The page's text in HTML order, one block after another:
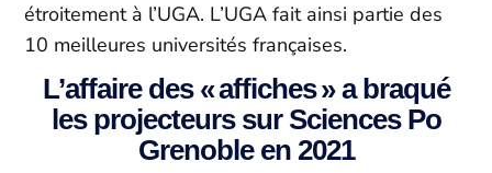
étroitement à l’UGA. L’UGA fait ainsi partie des
10 meilleures universités françaises.
L’affaire des « affiches » a braqué
les projecteurs sur Sciences Po
Grenoble en 2021